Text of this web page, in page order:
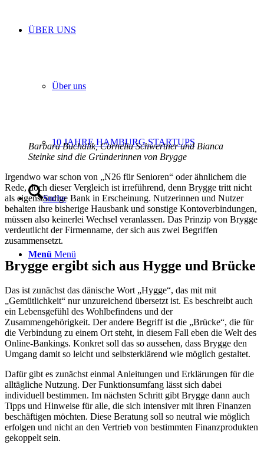
ÜBER UNS
Über uns
10 JAHRE HAMBURG STARTUPS
Suche
Menü Menü
Barbara Buchalik, Cornelia Schwertner und Bianca
Steinke sind die Gründerinnen von Brygge
Irgendwo war schon von „N26 für Senioren“ oder ähnlichem die
Rede, doch dieser Vergleich ist irreführend, denn Brygge tritt nicht
als eigenständige Bank in Erscheinung. Nutzerinnen und Nutzer
behalten ihre bisherige Hausbank und sonstige Kontoverbindungen,
müssen also keinerlei Wechsel veranlassen. Das Prinzip von Brygge
verdeutlicht der Firmenname, der sich aus zwei Begriffen
zusammensetzt.
Brygge ergibt sich aus Hygge und Brücke
Das ist zunächst das dänische Wort „Hygge“, das mit mit
„Gemütlichkeit“ nur unzureichend übersetzt ist. Es beschreibt auch
ein Lebensgefühl des Wohlbefindens und der
Zusammengehörigkeit. Der andere Begriff ist die „Brücke“, die für
die Verbindung zu einem Ort steht, in diesem Fall eben die Welt des
Online-Bankings. Konkret soll das so aussehen, dass Brygge den
Umgang damit so leicht und selbsterklärend wie möglich gestaltet.
Dafür gibt es zunächst einmal Anleitungen und Erklärungen für die
alltägliche Nutzung. Der Funktionsumfang lässt sich dabei
individuell bestimmen. Im nächsten Schritt gibt Brygge dann auch
Tipps und Hinweise für alle, die sich intensiver mit ihren Finanzen
beschäftigen möchten. Diese Beratung soll so neutral wie möglich
erfolgen und nicht an den Vertrieb von bestimmten Finanzprodukten
gekoppelt sein.